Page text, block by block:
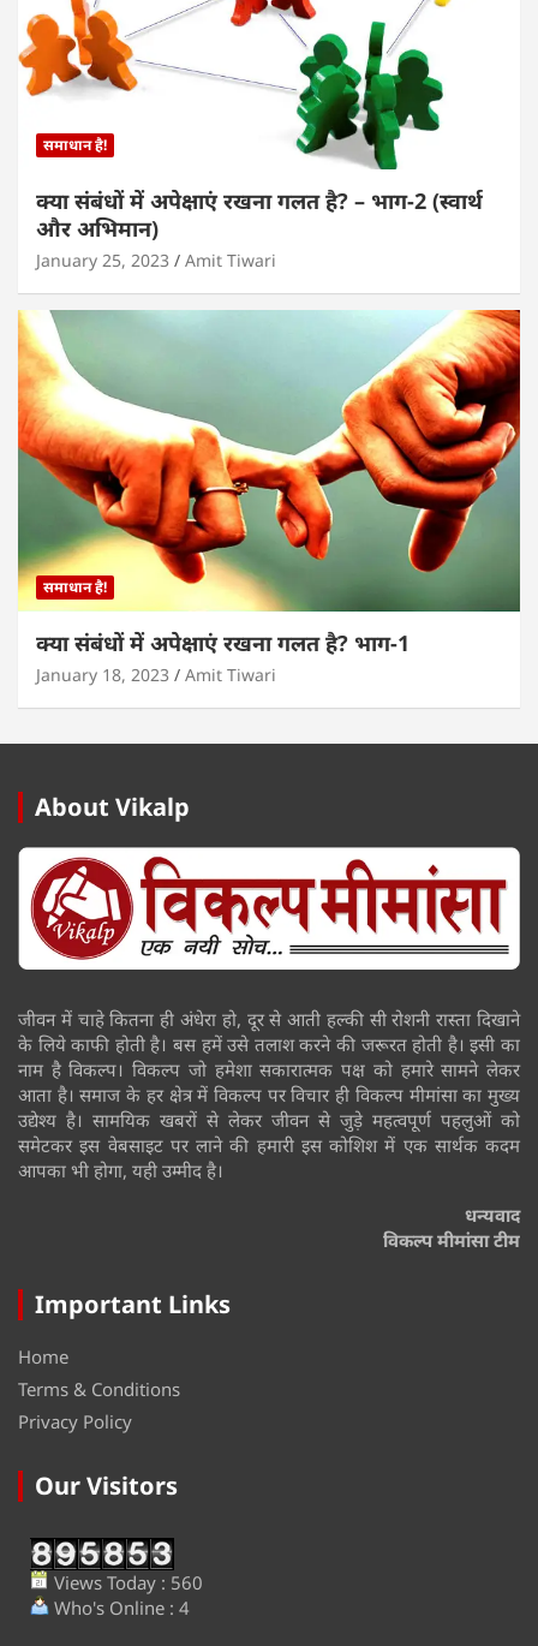
समाधान है!
क्या संबंधों में अपेक्षाएं रखना गलत है? – भाग-2 (स्वार्थ
और अभिमान)
January 25, 2023 Amit Tiwari
समाधान है!
क्या संबंधों में अपेक्षाएं रखना गलत है? भाग-1
January 18, 2023 Amit Tiwari
About Vikalp
जीवन में चाहे कितना ही अंधेरा हो, दूर से आती हल्की सी रोशनी रास्ता दिखाने
के लिये काफी होती है। बस हमें उसे तलाश करने की जरूरत होती है। इसी का
नाम है विकल्प। विकल्प जो हमेशा सकारात्मक पक्ष को हमारे सामने लेकर
आता है। समाज के हर क्षेत्र में विकल्प पर विचार ही विकल्प मीमांसा का मुख्य
उद्येश्य है। सामयिक खबरों से लेकर जीवन से जुड़े महत्वपूर्ण पहलुओं को
समेटकर इस वेबसाइट पर लाने की हमारी इस कोशिश में एक सार्थक कदम
आपका भी होगा, यही उम्मीद है।
धन्यवाद
विकल्प मीमांसा टीम
Important Links
Home
Terms & Conditions
Privacy Policy
Our Visitors
Views Today : 560
Who's Online : 4